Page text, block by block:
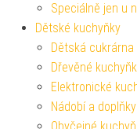
Speciálně jen u
Dětské kuchyňky
Dětská cukrárna
Dřevěné
Elektronické
Nádobí a